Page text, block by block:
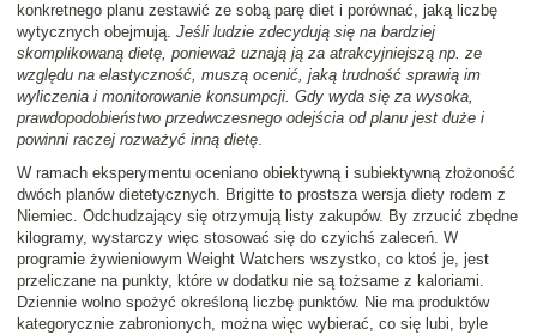
konkretnego planu zestawić ze sobą parę diet i porównać, jaką liczbę
wytycznych obejmują. Jeśli ludzie zdecydują się na bardziej
skomplikowaną dietę, ponieważ uznają ją za atrakcyjniejszą np. ze
względu na elastyczność, muszą ocenić, jaką trudność sprawią im
wyliczenia i monitorowanie konsumpcji. Gdy wyda się za wysoka,
prawdopodobieństwo przedwczesnego odejścia od planu jest duże i
powinni raczej rozważyć inną dietę.
W ramach eksperymentu oceniano obiektywną i subiektywną złożoność
dwóch planów dietetycznych. Brigitte to prostsza wersja diety rodem z
Niemiec. Odchudzający się otrzymują listy zakupów. By zrzucić zbędne
kilogramy, wystarczy więc stosować się do czyichś zaleceń. W
programie żywieniowym Weight Watchers wszystko, co ktoś je, jest
przeliczane na punkty, które w dodatku nie są tożsame z kaloriami.
Dziennie wolno spożyć określoną liczbę punktów. Nie ma produktów
kategorycznie zabronionych, można więc wybierać, co się lubi, byle